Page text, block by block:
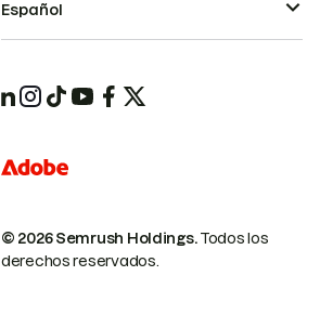
© 2026 Semrush Holdings.Todos los
derechos reservados.
Español